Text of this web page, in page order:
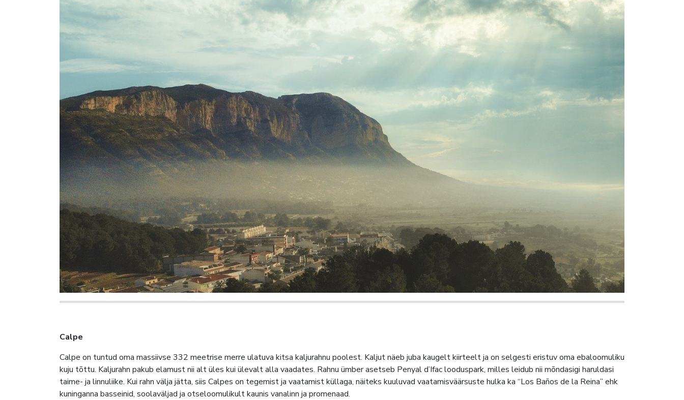
Calpe
Calpe on tuntud oma massiivse 332 meetrise merre ulatuva kitsa kaljurahnu poolest. Kaljut näeb juba kaugelt kiirteelt ja on selgesti eristuv oma ebaloomuliku
kuju tõttu. Kaljurahn pakub elamust nii alt üles kui ülevalt alla vaadates. Rahnu ümber asetseb Penyal d’Ifac looduspark, milles leidub nii mõndasigi haruldasi
taime- ja linnuliike. Kui rahn välja jätta, siis Calpes on tegemist ja vaatamist küllaga, näiteks kuuluvad vaatamisväärsuste hulka ka “Los Baños de la Reina” ehk
kuninganna basseinid, soolaväljad ja otseloomulikult kaunis vanalinn ja promenaad.